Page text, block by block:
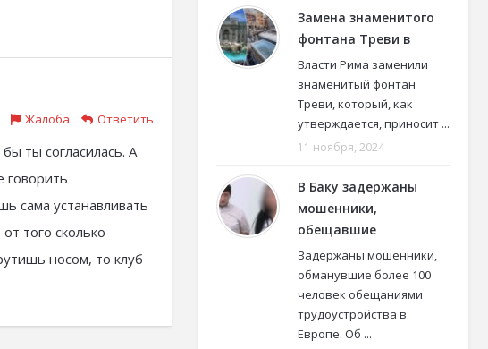
Жалоба Ответить
ты согласилась. А
говорить
сама устанавливать
того сколько
носом, то клуб
Замена знаменитого
фонтана Треви в
Власти Рима заменили
знаменитый фонтан
Треви, который, как
утверждается, приносит ...
11 ноября, 2024
В Баку задержаны
мошенники,
обещавшие
Задержаны мошенники,
обманувшие более 100
человек обещаниями
трудоустройства в
Европе. Об ...